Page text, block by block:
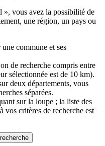
», vous avez la possibilité de
une région, un pays ou
commune et ses
de recherche compris entre
sélectionnée est de 10 km).
deux départements, vous
séparées.
sur la loupe ; la liste des
vos critères de recherche est